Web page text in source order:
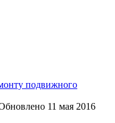
подвижного
11 мая 2016